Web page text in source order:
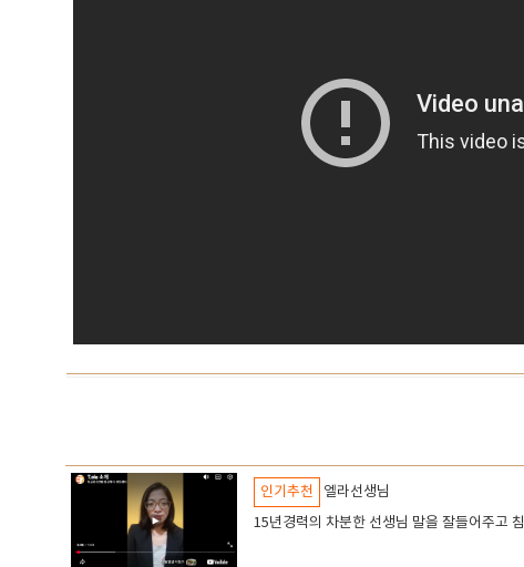
인기추천
엘라선생님
15년경력의 차분한 선생님 말을 잘들어주고